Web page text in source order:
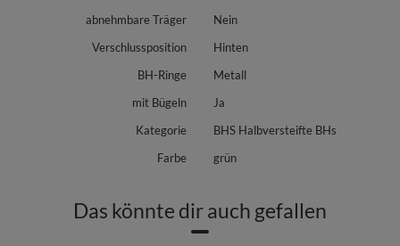
abnehmbare Träger
Nein
Verschlussposition
Hinten
BH-Ringe
Metall
mit Bügeln
Ja
Kategorie
BHS Halbversteifte BHs
Farbe
grün
Das könnte dir auch gefallen